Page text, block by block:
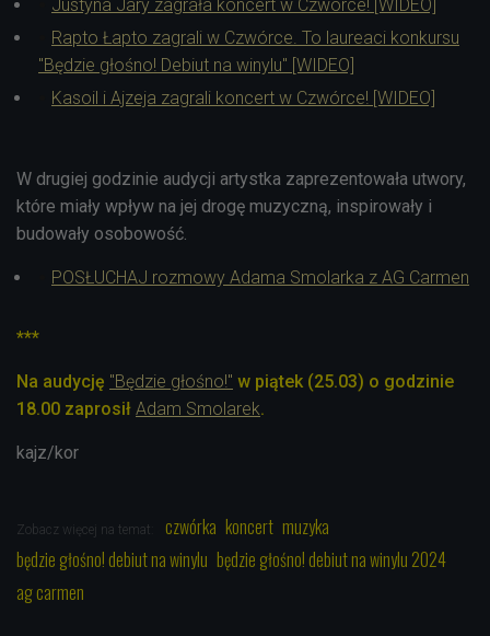
Justyna Jary zagrała koncert w Czwórce! [WIDEO]
Rapto Łapto zagrali w Czwórce. To laureaci konkursu
"Będzie głośno! Debiut na winylu" [WIDEO]
Kasoil i Ajzeja zagrali koncert w Czwórce! [WIDEO]
W drugiej godzinie audycji artystka zaprezentowała utwory,
które miały wpływ na jej drogę muzyczną, inspirowały i
budowały osobowość.
POSŁUCHAJ rozmowy Adama Smolarka z AG Carmen
***
Na audycję "Będzie głośno!" w piątek (25.03) o godzinie
18.00 zaprosił Adam Smolarek.
kajz/kor
Zobacz więcej na temat: czwórka koncert muzyka
będzie głośno! debiut na winylu będzie głośno! debiut na winylu 2024
ag carmen